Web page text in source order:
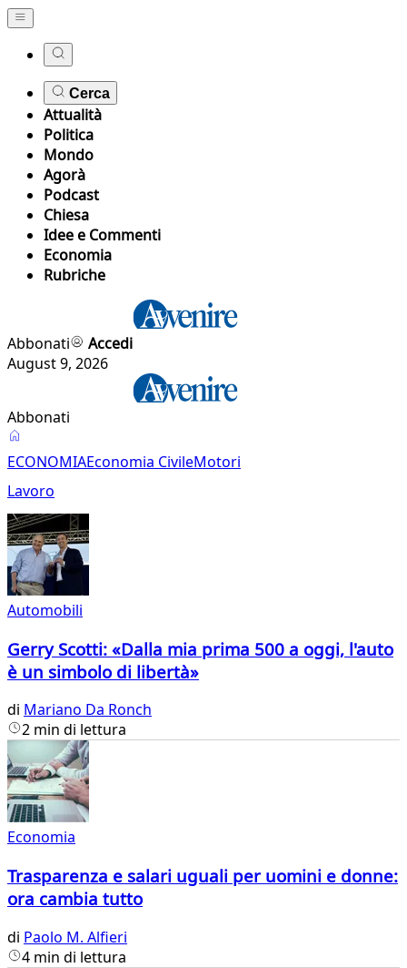
Cerca
Attualità
Politica
Mondo
Agorà
Podcast
Chiesa
Idee e Commenti
Economia
Rubriche
Abbonati
Accedi
August 9, 2026
Abbonati
Economia
ECONOMIAEconomia CivileMotori
Lavoro
Automobili
Gerry Scotti: «Dalla mia prima 500 a oggi, l'auto
è un simbolo di libertà»
di Mariano Da Ronch
2 min di lettura
Economia
Trasparenza e salari uguali per uomini e donne:
ora cambia tutto
di Paolo M. Alfieri
4 min di lettura